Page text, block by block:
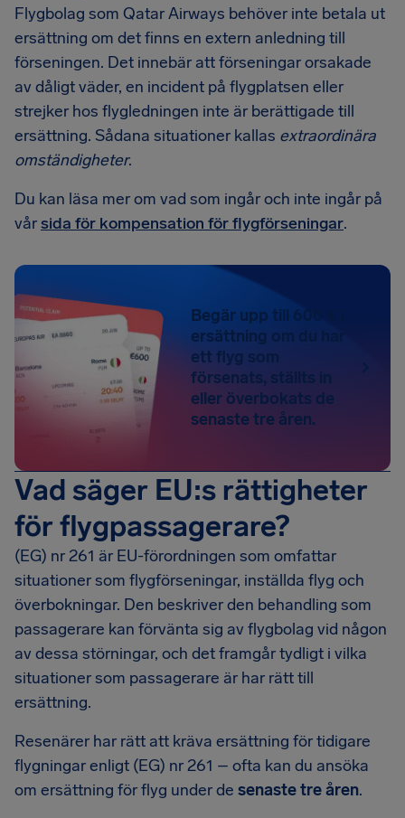
Flygbolag som Qatar Airways behöver inte betala ut
ersättning om det finns en extern anledning till
förseningen. Det innebär att förseningar orsakade
av dåligt väder, en incident på flygplatsen eller
strejker hos flygledningen inte är berättigade till
ersättning. Sådana situationer kallas extraordinära
omständigheter.
Du kan läsa mer om vad som ingår och inte ingår på
vårsida för kompensation för flygförseningar.
Begär upp till 600 € i
ersättning om du har
ett flyg som
försenats, ställts in
eller överbokats de
senaste tre åren.
Vad säger EU:s rättigheter
för flygpassagerare?
(EG) nr 261 är EU-förordningen som omfattar
situationer som flygförseningar, inställda flyg och
överbokningar. Den beskriver den behandling som
passagerare kan förvänta sig av flygbolag vid någon
av dessa störningar, och det framgår tydligt i vilka
situationer som passagerare är har rätt till
ersättning.
Resenärer har rätt att kräva ersättning för tidigare
flygningar enligt (EG) nr 261 – ofta kan du ansöka
om ersättning för flyg under de senaste tre åren.